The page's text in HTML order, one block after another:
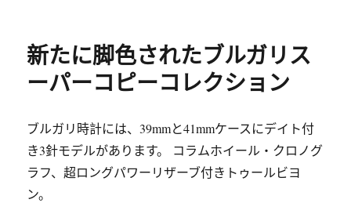
新たに脚色されたブルガリス
ーパーコピーコレクション
ブルガリ時計には、39mmと41mmケースにデイト付
き3針モデルがあります。 コラムホイール・クロノグ
ラフ、超ロングパワーリザーブ付きトゥールビヨ
ン。